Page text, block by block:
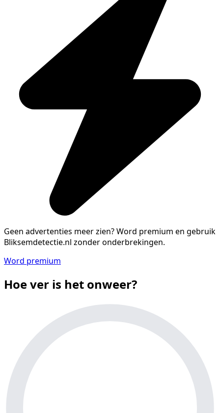
Geen advertenties meer zien?Word premium en gebruik
Bliksemdetectie.nl zonder onderbrekingen.
Word premium
Hoe ver is het onweer?